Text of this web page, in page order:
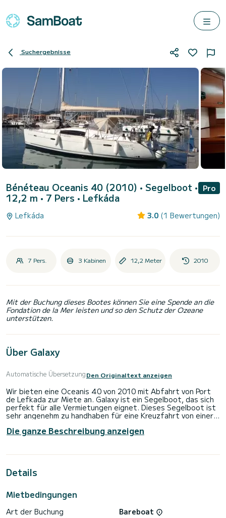
Suchergebnisse
Bénéteau Oceanis 40 (2010) • Segelboot •
12,2 m • 7 Pers • Lefkáda
Pro
Lefkáda 3.0 (1 Bewertungen)
7 Pers. 3 Kabinen 12,2 Meter 2010
Mit der Buchung dieses Bootes können Sie eine Spende an die
Fondation de la Mer leisten und so den Schutz der Ozeane
unterstützen.
Über Galaxy
Automatische ÜbersetzungDen Originaltext anzeigen
Wir bieten eine Oceanis 40 von 2010 mit Abfahrt von Port
de Lefkada zur Miete an. Galaxy ist ein Segelboot, das sich
perfekt für alle Vermietungen eignet. Dieses Segelboot ist
sehr angenehm zu handhaben für eine Kreuzfahrt von einer
Das Segelboot ist 12 Meter lang und hat 40 PS. Die 3
Kreuzfahrt.
Diese Oceanis 40 ist mit 2 Toiletten mit Dusche
Dieses Boot ist mit einem Großsegel mit Latten und einer
Ausstattung: Autopilot, Lautsprecher.
Die ganze Beschreibung anzeigen
Details
Mietbedingungen
Art der Buchung
Bareboat